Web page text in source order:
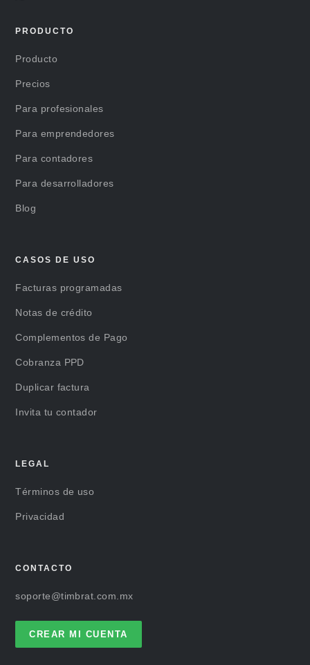
PRODUCTO
Producto
Precios
Para profesionales
Para emprendedores
Para contadores
Para desarrolladores
Blog
CASOS DE USO
Facturas programadas
Notas de crédito
Complementos de Pago
Cobranza PPD
Duplicar factura
Invita tu contador
LEGAL
Términos de uso
Privacidad
CONTACTO
soporte@timbrat.com.mx
CREAR MI CUENTA